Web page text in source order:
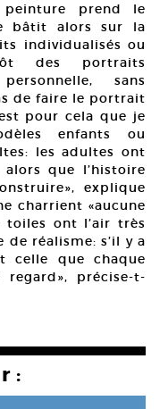
prend le
bâtit alors sur la
individualisés ou
des portraits
sans
de faire le portrait
pour cela que je
enfants ou
les adultes ont
que l’histoire
explique
charrient «aucune
toiles ont l’air très
de réalisme: s’il y a
celle que chaque
précise-t-
: